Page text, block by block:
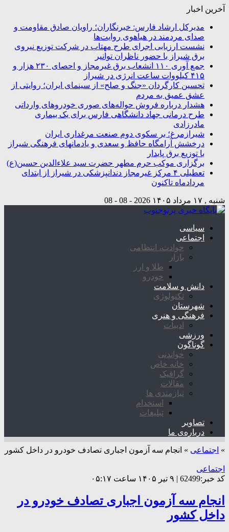
آخرین اخبار
مدیرکل ارشاد فارس: خبرنگاران؛ راویان صادق مقاومت و
صدای مردمند در هیاهوی روایت‌ها
نشست ارزیابی اجرای طرح مهتاب در شرکت توزیع نیروی
برق شیراز با حضور ناظران توانیر
جمع آوری ۱۱۰ انشعاب برق غیرمجاز و احصای ۲۳۰ هزار و
۴۱۵ کیلووات ساعت انرژی در شیراز
تحسین کارگردان «جنگ و صلح» از سینمای ایران؛ روایتی از
عشق عمیق به مردم
هشدار درباره فروش حواله‌های صوری خودروهای وارداتی
طرح درمانی جهاد دانشگاهی فارس برای یک بیماری
مادرزادی
شیرازمرغ؛ بر سکوی دوم صنعت مرغداری ایران
درخشش آرامگاه‌ حافظ و سعدی و یادمانهای فرهنگی شیراز
با توزیع برق پایدار
برگزاری موکب حرم مطهر حضرت سید علاءالدین حسین(ع)
تعطیلی ۴ مرکز غیرمجاز دندانپزشکی در شیراز از ابتدای
مردادماه تاکنون
شنبه , ۱۷ مرداد ۱۴۰۵ 2026 - 08 - 08
سیاسی
اجتماعی
حوادث، انتظامی
بازار
طلا و ارز
خودرو
دانش و سلامت
تکنولوژی
شهرستان
فرهنگی و هنری
ادبیات
ورزشی
گوناگون
خواندنی
خانه خاص
گرافیک
مقالات
نیازمندی ها
استخدام
تبلیغات
تصاویر
درباره‌ی ما
» اجتماعی » انجام سه آزمون اجباری تصادف خودرو در داخل کشور
اجتماعی
کد خبر:62499 | ۹ تیر ۱۴۰۵ ساعت ۰۵:۱۷
انجام سه آزمون اجباری تصادف خودرو در
داخل کشور